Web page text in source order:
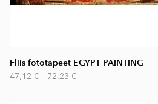
Fliis fototapeet EGYPT PAINTING
47,12 € – 72,23 €